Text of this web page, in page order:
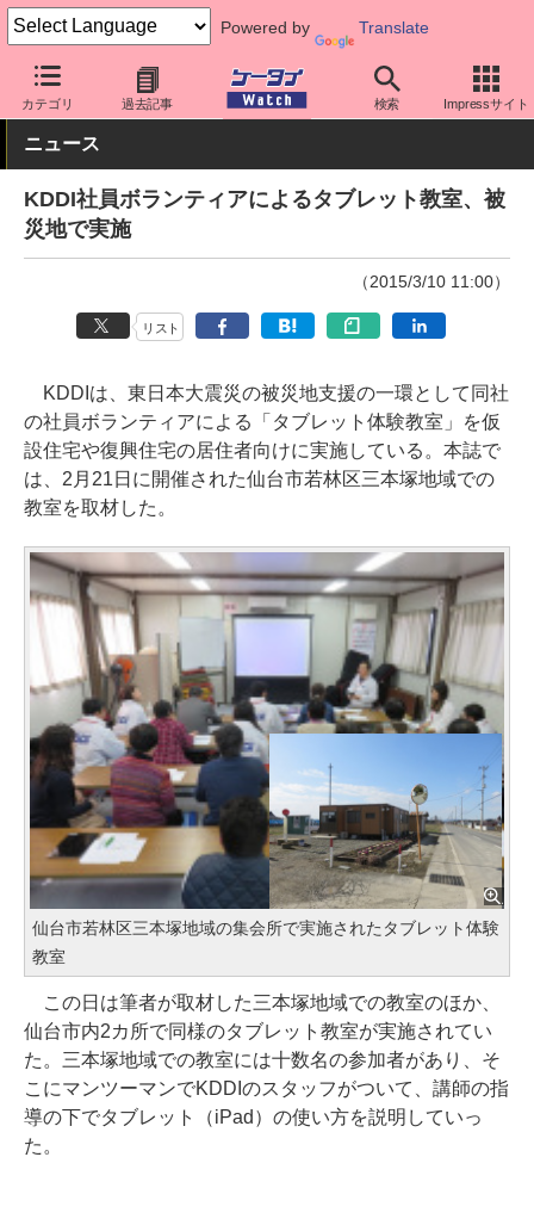
Powered by Translate
カテゴリ 過去記事 検索 Impressサイト
ケータイ Watch キャリア au アプリ・サービス
ニュース
KDDI社員ボランティアによるタブレット教室、被
災地で実施
（2015/3/10 11:00）
リスト
KDDIは、東日本大震災の被災地支援の一環として同社
の社員ボランティアによる「タブレット体験教室」を仮
設住宅や復興住宅の居住者向けに実施している。本誌で
は、2月21日に開催された仙台市若林区三本塚地域での
教室を取材した。
仙台市若林区三本塚地域の集会所で実施されたタブレット体験
教室
この日は筆者が取材した三本塚地域での教室のほか、
仙台市内2カ所で同様のタブレット教室が実施されてい
た。三本塚地域での教室には十数名の参加者があり、そ
こにマンツーマンでKDDIのスタッフがついて、講師の指
導の下でタブレット（iPad）の使い方を説明していっ
た。